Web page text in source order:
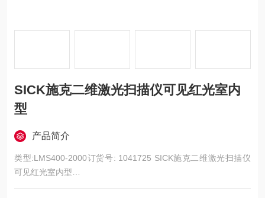
SICK施克二维激光扫描仪可见红光室内
型
产品简介
类型:LMS400-2000订货号: 1041725 SICK施克二维激光扫描仪
可见红光室内型
开启角度: 水平的 70°